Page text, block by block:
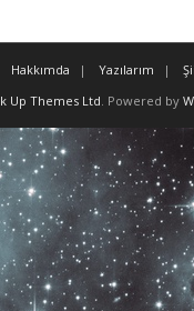
Hakkımda Yazılarım
Up Themes Ltd. Powered by